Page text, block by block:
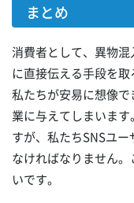
まとめ
消費者として、異物
に直接伝える手段を取
私たちが安易に想像
業に与えてしまいま
すが、私たちSNSユ
なければなりません
いです。